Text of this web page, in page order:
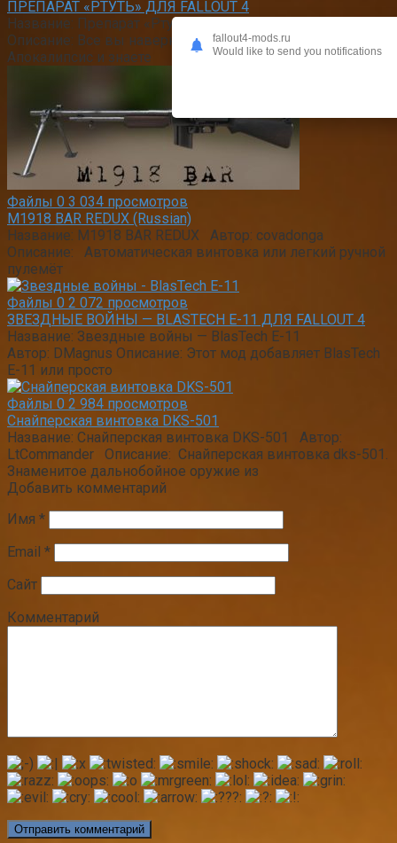
ПРЕПАРАТ «РТУТЬ» ДЛЯ FALLOUT 4
Название: Препарат «Ртуть» Автор: Parhamlinker
Описание: Все вы наверное смотрели фильм Люди Икс
Апокалипсис и знаете
Файлы 0 3 034 просмотров
M1918 BAR REDUX (Russian)
Название: M1918 BAR REDUX Автор: covadonga
Описание: Автоматическая винтовка или легкий ручной
пулемёт
Файлы 0 2 072 просмотров
ЗВЕЗДНЫЕ ВОЙНЫ — BLASTECH Е-11 ДЛЯ FALLOUT 4
Название: Звездные войны — BlasTech Е-11
Автор: DMagnus Описание: Этот мод добавляет BlasTech
Е-11 или просто
Файлы 0 2 984 просмотров
Снайперская винтовка DKS-501
Название: Снайперская винтовка DKS-501 Автор:
LtCommander Описание: Снайперская винтовка dks-501.
Знаменитое дальнобойное оружие из
Добавить комментарий
Имя *
Email *
Сайт
Комментарий
fallout4-mods.ru
Would like to send you notifications